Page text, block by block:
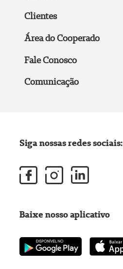
Clientes
Área do Cooperado
Fale Conosco
Comunicação
Siga nossas redes sociais:
Baixe nosso aplicativo